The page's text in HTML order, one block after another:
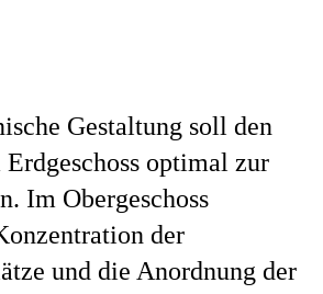
Gestaltung soll den
optimal zur
Im Obergeschoss
der
und die Anordnung der